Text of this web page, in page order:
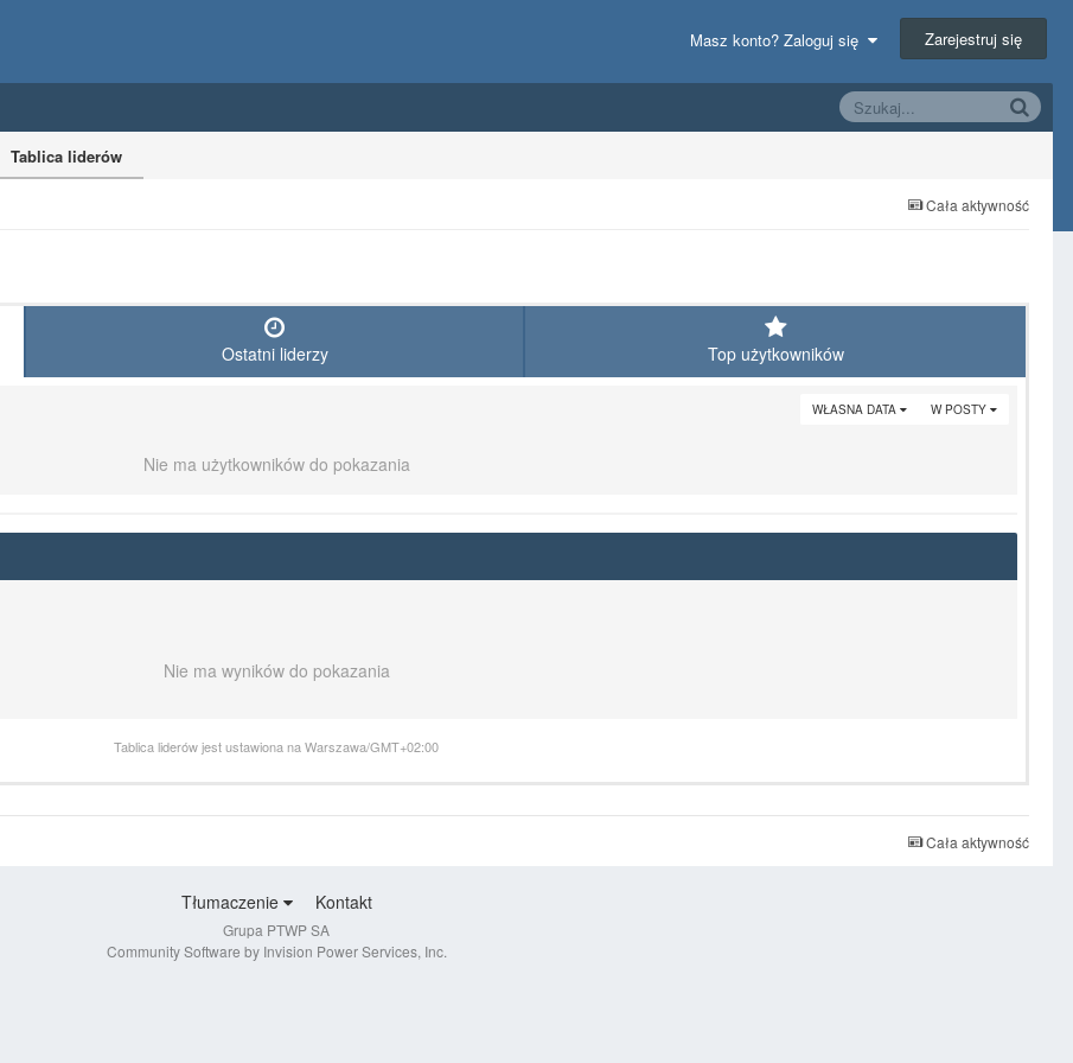
Masz konto? Zaloguj się Zarejestruj się
Tablica liderów
Cała aktywność
Ostatni liderzy Top użytkowników
W POSTY
WŁASNA DATA
Nie ma użytkowników do pokazania
Nie ma wyników do pokazania
Tablica liderów jest ustawiona na Warszawa/GMT+02:00
Cała aktywność
Tłumaczenie Kontakt
Grupa PTWP SA
Community Software by Invision Power Services, Inc.